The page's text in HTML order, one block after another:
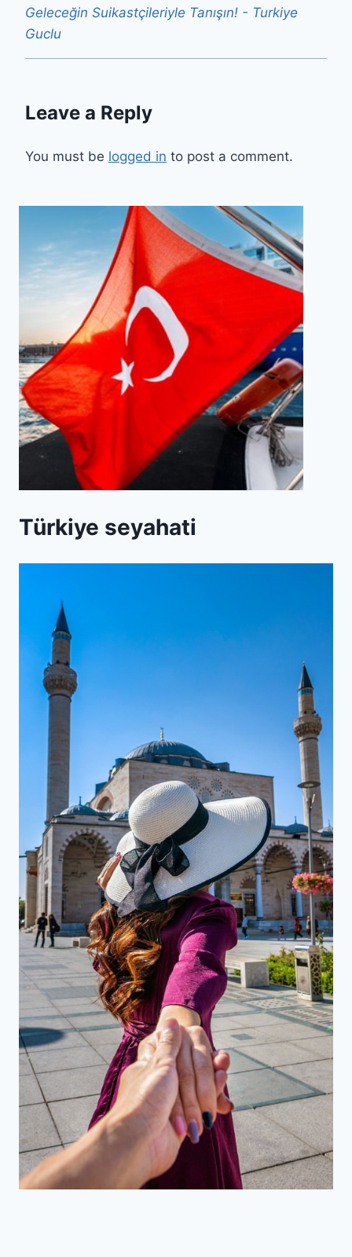
Geleceğin Suikastçileriyle Tanışın! - Turkiye
Guclu
Leave a Reply
You must be logged in to post a comment.
Türkiye seyahati